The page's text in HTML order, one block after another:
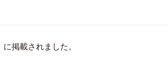
に掲載されました。